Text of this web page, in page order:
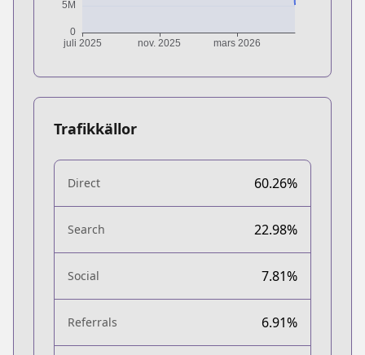
Trafikkällor
Direct 60.26%
Search 22.98%
Social 7.81%
Referrals 6.91%